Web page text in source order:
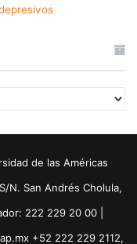
de las Américas
N. San Andrés Cholula,
222 229 20 00 |
+52 222 229 2112,